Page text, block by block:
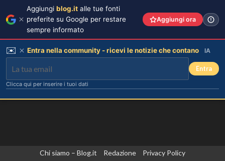
Chi siamo – Blog.it Redazione Privacy Policy
Aggiungi blog.it alle tue fonti
preferite su Google per restare
sempre informato
Aggiungi ora
✉️ Entra nella community - ricevi le notizie che contano IA
Entra
Clicca qui per inserire i tuoi dati